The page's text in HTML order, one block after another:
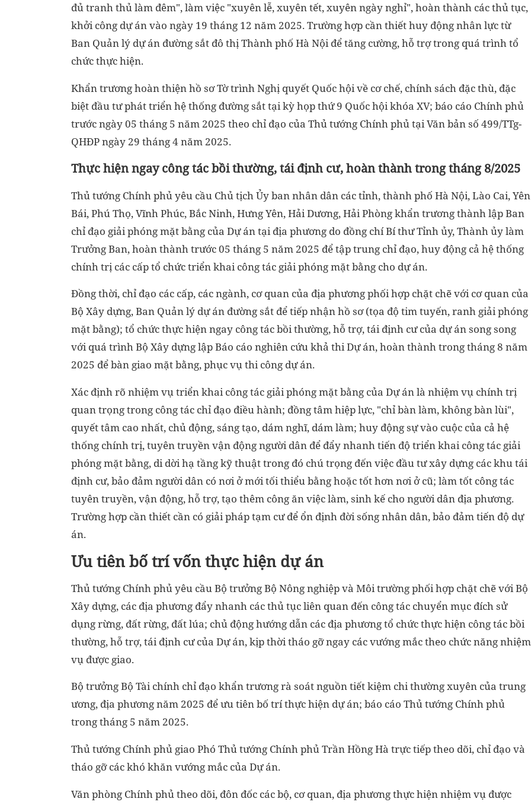
đủ tranh thủ làm đêm", làm việc "xuyên lễ, xuyên tết, xuyên ngày nghỉ", hoàn thành các thủ tục,
khởi công dự án vào ngày 19 tháng 12 năm 2025. Trường hợp cần thiết huy động nhân lực từ
Ban Quản lý dự án đường sắt đô thị Thành phố Hà Nội để tăng cường, hỗ trợ trong quá trình tổ
chức thực hiện.
Khẩn trương hoàn thiện hồ sơ Tờ trình Nghị quyết Quốc hội về cơ chế, chính sách đặc thù, đặc
biệt đầu tư phát triển hệ thống đường sắt tại kỳ họp thứ 9 Quốc hội khóa XV; báo cáo Chính phủ
trước ngày 05 tháng 5 năm 2025 theo chỉ đạo của Thủ tướng Chính phủ tại Văn bản số 499/TTg-
QHĐP ngày 29 tháng 4 năm 2025.
Thực hiện ngay công tác bồi thường, tái định cư, hoàn thành trong tháng 8/2025
Thủ tướng Chính phủ yêu cầu Chủ tịch Ủy ban nhân dân các tỉnh, thành phố Hà Nội, Lào Cai, Yên
Bái, Phú Thọ, Vĩnh Phúc, Bắc Ninh, Hưng Yên, Hải Dương, Hải Phòng khẩn trương thành lập Ban
chỉ đạo giải phóng mặt bằng của Dự án tại địa phương do đồng chí Bí thư Tỉnh ủy, Thành ủy làm
Trưởng Ban, hoàn thành trước 05 tháng 5 năm 2025 để tập trung chỉ đạo, huy động cả hệ thống
chính trị các cấp tổ chức triển khai công tác giải phóng mặt bằng cho dự án.
Đồng thời, chỉ đạo các cấp, các ngành, cơ quan của địa phương phối hợp chặt chẽ với cơ quan của
Bộ Xây dựng, Ban Quản lý dự án đường sắt để tiếp nhận hồ sơ (tọa độ tim tuyến, ranh giải phóng
mặt bằng); tổ chức thực hiện ngay công tác bồi thường, hỗ trợ, tái định cư của dự án song song
với quá trình Bộ Xây dựng lập Báo cáo nghiên cứu khả thi Dự án, hoàn thành trong tháng 8 năm
2025 để bàn giao mặt bằng, phục vụ thi công dự án.
Xác định rõ nhiệm vụ triển khai công tác giải phóng mặt bằng của Dự án là nhiệm vụ chính trị
quan trọng trong công tác chỉ đạo điều hành; đồng tâm hiệp lực, "chỉ bàn làm, không bàn lùi",
quyết tâm cao nhất, chủ động, sáng tạo, dám nghĩ, dám làm; huy động sự vào cuộc của cả hệ
thống chính trị, tuyên truyền vận động người dân để đẩy nhanh tiến độ triển khai công tác giải
phóng mặt bằng, di dời hạ tầng kỹ thuật trong đó chú trọng đến việc đầu tư xây dựng các khu tái
định cư, bảo đảm người dân có nơi ở mới tối thiểu bằng hoặc tốt hơn nơi ở cũ; làm tốt công tác
tuyên truyền, vận động, hỗ trợ, tạo thêm công ăn việc làm, sinh kế cho người dân địa phương.
Trường hợp cần thiết cần có giải pháp tạm cư để ổn định đời sống nhân dân, bảo đảm tiến độ dự
án.
Ưu tiên bố trí vốn thực hiện dự án
Thủ tướng Chính phủ yêu cầu Bộ trưởng Bộ Nông nghiệp và Môi trường phối hợp chặt chẽ với Bộ
Xây dựng, các địa phương đẩy nhanh các thủ tục liên quan đến công tác chuyển mục đích sử
dụng rừng, đất rừng, đất lúa; chủ động hướng dẫn các địa phương tổ chức thực hiện công tác bồi
thường, hỗ trợ, tái định cư của Dự án, kịp thời tháo gỡ ngay các vướng mắc theo chức năng nhiệm
vụ được giao.
Bộ trưởng Bộ Tài chính chỉ đạo khẩn trương rà soát nguồn tiết kiệm chi thường xuyên của trung
ương, địa phương năm 2025 để ưu tiên bố trí thực hiện dự án; báo cáo Thủ tướng Chính phủ
trong tháng 5 năm 2025.
Thủ tướng Chính phủ giao Phó Thủ tướng Chính phủ Trần Hồng Hà trực tiếp theo dõi, chỉ đạo và
tháo gỡ các khó khăn vướng mắc của Dự án.
Văn phòng Chính phủ theo dõi, đôn đốc các bộ, cơ quan, địa phương thực hiện nhiệm vụ được